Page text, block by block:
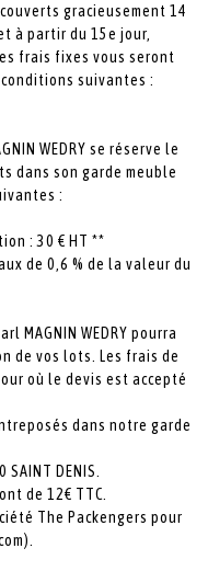
couverts gracieusement 14
à partir du 15e jour,
frais fixes vous seront
conditions suivantes :
WEDRY se réserve le
dans son garde meuble
:
: 30 € HT **
de 0,6 % de la valeur du
MAGNIN WEDRY pourra
de vos lots. Les frais de
où le devis est accepté
dans notre garde
DENIS.
de 12€ TTC.
The Packengers pour